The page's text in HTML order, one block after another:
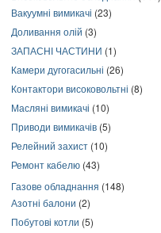
Вакуумні вимикачі (23)
Доливання олій (3)
ЗАПАСНІ ЧАСТИНИ (1)
Камери дугогасильні (26)
Контактори високовольтні (8)
Масляні вимикачі (10)
Приводи вимикачів (5)
Релейний захист (10)
Ремонт кабелю (43)
Газове обладнання (148)
Азотні балони (2)
Побутові котли (5)